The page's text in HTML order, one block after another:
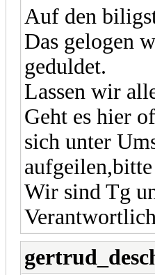
Auf den
Das gelogen
geduldet.
Lassen wir
Geht es hier
sich unter
Wir sind Tg